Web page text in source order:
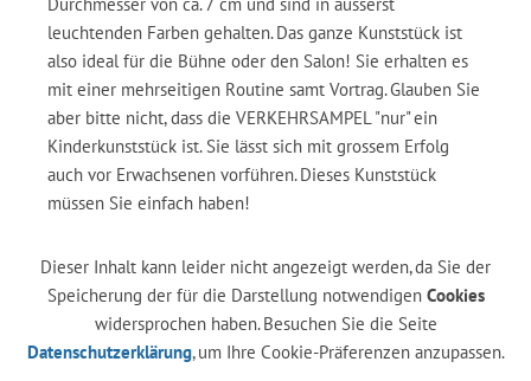
leuchtenden Farben gehalten. Das ganze Kunststück ist
also ideal für die Bühne oder den Salon! Sie erhalten es
mit einer mehrseitigen Routine samt Vortrag. Glauben Sie
aber bitte nicht, dass die VERKEHRSAMPEL "nur" ein
Kinderkunststück ist. Sie lässt sich mit grossem Erfolg
auch vor Erwachsenen vorführen. Dieses Kunststück
müssen Sie einfach haben!
Dieser Inhalt kann leider nicht angezeigt werden, da Sie der
Speicherung der für die Darstellung notwendigen Cookies
widersprochen haben. Besuchen Sie die Seite
Datenschutzerklärung, um Ihre Cookie-Präferenzen anzupassen.